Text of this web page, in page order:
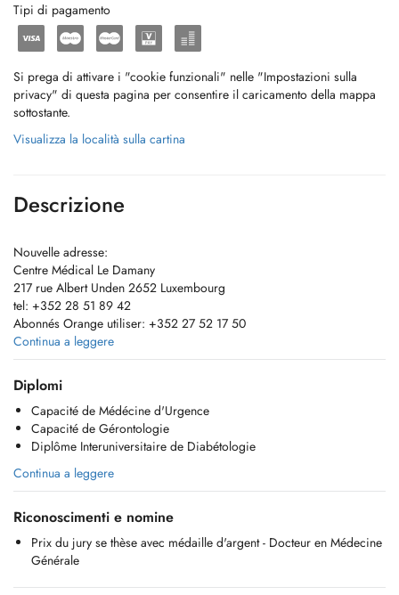
Tipi di pagamento
Si prega di attivare i "cookie funzionali" nelle "Impostazioni sulla
privacy" di questa pagina per consentire il caricamento della mappa
sottostante.
Visualizza la località sulla cartina
Descrizione
Nouvelle adresse:
Centre Médical Le Damany
217 rue Albert Unden 2652 Luxembourg
tel: +352 28 51 89 42
Abonnés Orange utiliser: +352 27 52 17 50
mail:secretariat@cm-ledamany.com
Bonjour cher patient,
J'ai le plaisir de vous accueillir et de vous soigner au Centre Médical
Le Damany
Je suis présente de 8h au 19h ; La Visio consultation est également
disponible. Elle n'est pas remboursée par la CNS.
Les RDV peuvent être pris par Doctena et par le secrétariat de la
maison médicale qui est ouvert entre 7h et 20h du lundi au vendredi et
samedi matin.
Les RDV non annulés 24h avant la consultation seront facturés.
Continua a leggere
Diplomi
Capacité de Médécine d'Urgence
Capacité de Gérontologie
Diplôme Interuniversitaire de Diabétologie
Continua a leggere
Riconoscimenti e nomine
Prix du jury se thèse avec médaille d'argent - Docteur en Médecine
Générale